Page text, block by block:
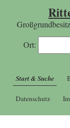
Ort:
Start & Suche
Datenschutz